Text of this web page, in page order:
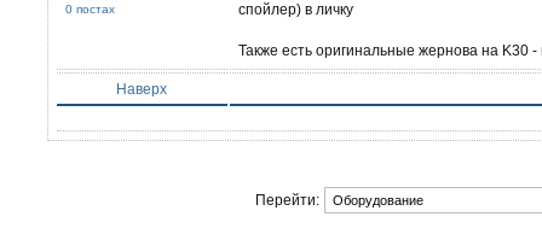
0 постах
спойлер) в личку
Также есть оригинальные жернова на K30
Наверх
Перейти: